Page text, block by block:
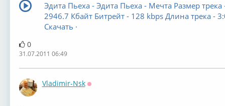
Эдита Пьеха - Эдита Пьеха - Мечта Размер трека
2946.7 Кбайт Битрейт - 128 kbps Длина трека -
Скачать ·
0
31.07.2011 06:49
Vladimir-Nsk